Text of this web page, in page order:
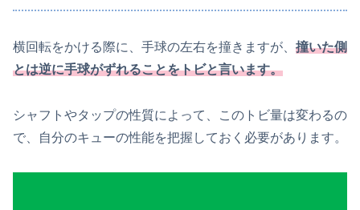
横回転をかける際に、手球の左右を撞きますが、 撞いた側
とは逆に手球がずれることをトビと言います。
シャフトやタップの性質によって、このトビ量は変わるの
で、自分のキューの性能を把握しておく必要があります。